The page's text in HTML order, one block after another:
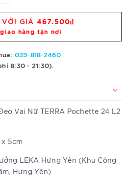
VỚI GIÁ 467.500₫
hàng tận nơi
039-818-2460
8:30 - 21:30).
Vai Nữ TERRA Pochette 24 L2
5cm
LEKA Hưng Yên (Khu Công
Hưng Yên)